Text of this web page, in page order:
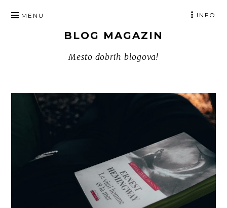
TO
BLOG MAGAZIN
Mesto dobrih blogova!
MENU INFO